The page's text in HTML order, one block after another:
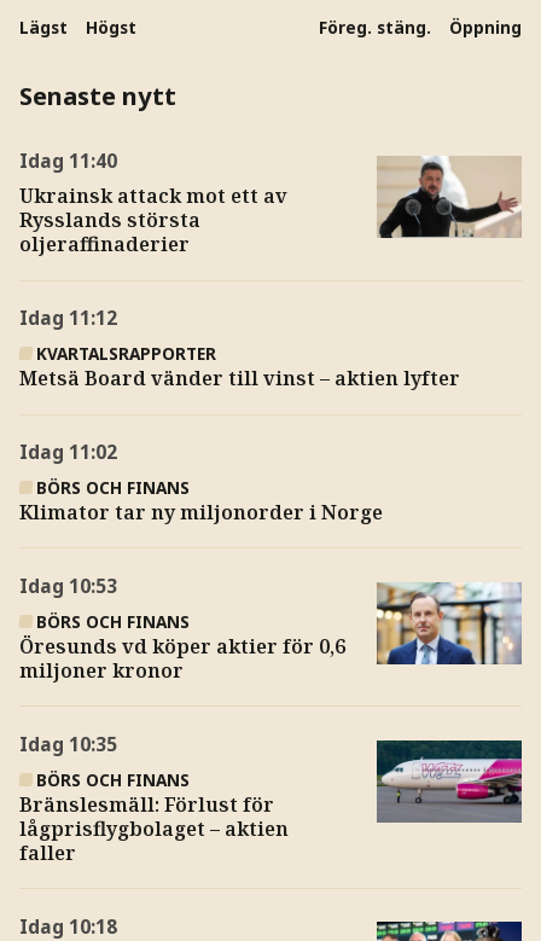
Lägst Högst Föreg. stäng. Öppning
Senaste nytt
Idag 11:40
Ukrainsk attack mot ett av
Rysslands största
oljeraffinaderier
Idag 11:12
KVARTALSRAPPORTER
Metsä Board vänder till vinst – aktien lyfter
Idag 11:02
BÖRS OCH FINANS
Klimator tar ny miljonorder i Norge
Idag 10:53
BÖRS OCH FINANS
Öresunds vd köper aktier för 0,6
miljoner kronor
Idag 10:35
BÖRS OCH FINANS
Bränslesmäll: Förlust för
lågprisflygbolaget – aktien
faller
Idag 10:18